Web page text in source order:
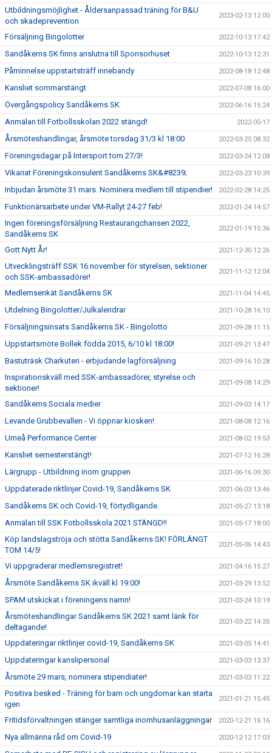
Utbildningsmöjlighet - Åldersanpassad träning för B&U
och skadeprevention
2023-02-13 12:00
Försäljning Bingolotter 2022-10-13 17:42
Sandåkerns SK finns anslutna till Sponsorhuset 2022-10-13 12:31
Påminnelse uppstartsträff innebandy 2022-08-18 12:48
Kansliet sommarstängt 2022-07-08 16:00
Övergångspolicy Sandåkerns SK 2022-06-16 15:24
Anmälan till Fotbollsskolan 2022 stängd! 2022-05-17
Årsmöteshandlingar, årsmöte torsdag 31/3 kl 18:00 2022-03-25 08:32
Föreningsdagar på Intersport tom 27/3! 2022-03-24 12:08
Vikariat Föreningskonsulent Sandåkerns SK&#8239; 2022-03-23 10:39
Inbjudan årsmöte 31 mars. Nominera medlem till stipendier! 2022-02-28 14:25
Funktionärsarbete under VM-Rallyt 24-27 feb! 2022-01-24 14:57
Ingen föreningsförsäljning Restaurangchansen 2022,
Sandåkerns SK
2022-01-19 15:36
Gott Nytt År! 2021-12-30 12:26
Utvecklingsträff SSK 16 november för styrelsen, sektioner
och SSK-ambassadörer!
2021-11-12 12:04
Medlemsenkät Sandåkerns SK 2021-11-04 14:45
Utdelning Bingolotter/Julkalendrar 2021-10-28 16:10
Försäljningsinsats Sandåkerns SK - Bingolotto 2021-09-28 11:15
Uppstartsmöte Bollek födda 2015, 6/10 kl 18:00! 2021-09-21 13:47
Bastuträsk Charkuteri - erbjudande lagförsäljning 2021-09-16 10:28
Inspirationskväll med SSK-ambassadörer, styrelse och
sektioner!
2021-09-08 14:29
Sandåkerns Sociala medier 2021-09-03 14:17
Levande Grubbevallen - Vi öppnar kiosken! 2021-08-08 12:16
Umeå Performance Center 2021-08-02 19:53
Kansliet semesterstängt! 2021-07-12 16:28
Lärgrupp - Utbildning inom gruppen 2021-06-16 09:30
Uppdaterade riktlinjer Covid-19, Sandåkerns SK 2021-06-03 13:46
Sandåkerns SK och Covid-19, förtydligande. 2021-05-27 13:18
Anmälan till SSK Fotbollsskola 2021 STÄNGD!! 2021-05-17 18:00
Köp landslagströja och stötta Sandåkerns SK! FÖRLÄNGT
TOM 14/5!
2021-05-06 14:43
Vi uppgraderar medlemsregistret! 2021-04-16 15:27
Årsmöte Sandåkerns SK ikväll kl 19:00! 2021-03-29 13:52
SPAM utskickat i föreningens namn! 2021-03-24 10:19
Årsmöteshandlingar Sandåkerns SK 2021 samt länk för
deltagande!
2021-03-22 14:35
Uppdateringar riktlinjer covid-19, Sandåkerns SK 2021-03-05 14:41
Uppdateringar kanslipersonal 2021-03-03 13:37
Årsmöte 29 mars, nominera stipendiater! 2021-03-03 11:22
Positiva besked - Träning för barn och ungdomar kan starta
igen
2021-01-21 15:45
Fritidsförvaltningen stänger samtliga inomhusanläggningar 2020-12-21 16:16
Nya allmänna råd om Covid-19 2020-12-12 17:03